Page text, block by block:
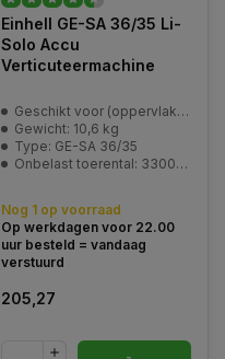
Einhell GE-SA 36/35 Li-
Solo Accu
Verticuteermachine
Geschikt voor (oppervlakte): 300 - 800 M2
Gewicht: 10,6 kg
Type: GE-SA 36/35
Onbelast toerental: 3300/min
Nog 1 op voorraad
Op werkdagen voor 22.00
uur besteld = vandaag
verstuurd
205,27